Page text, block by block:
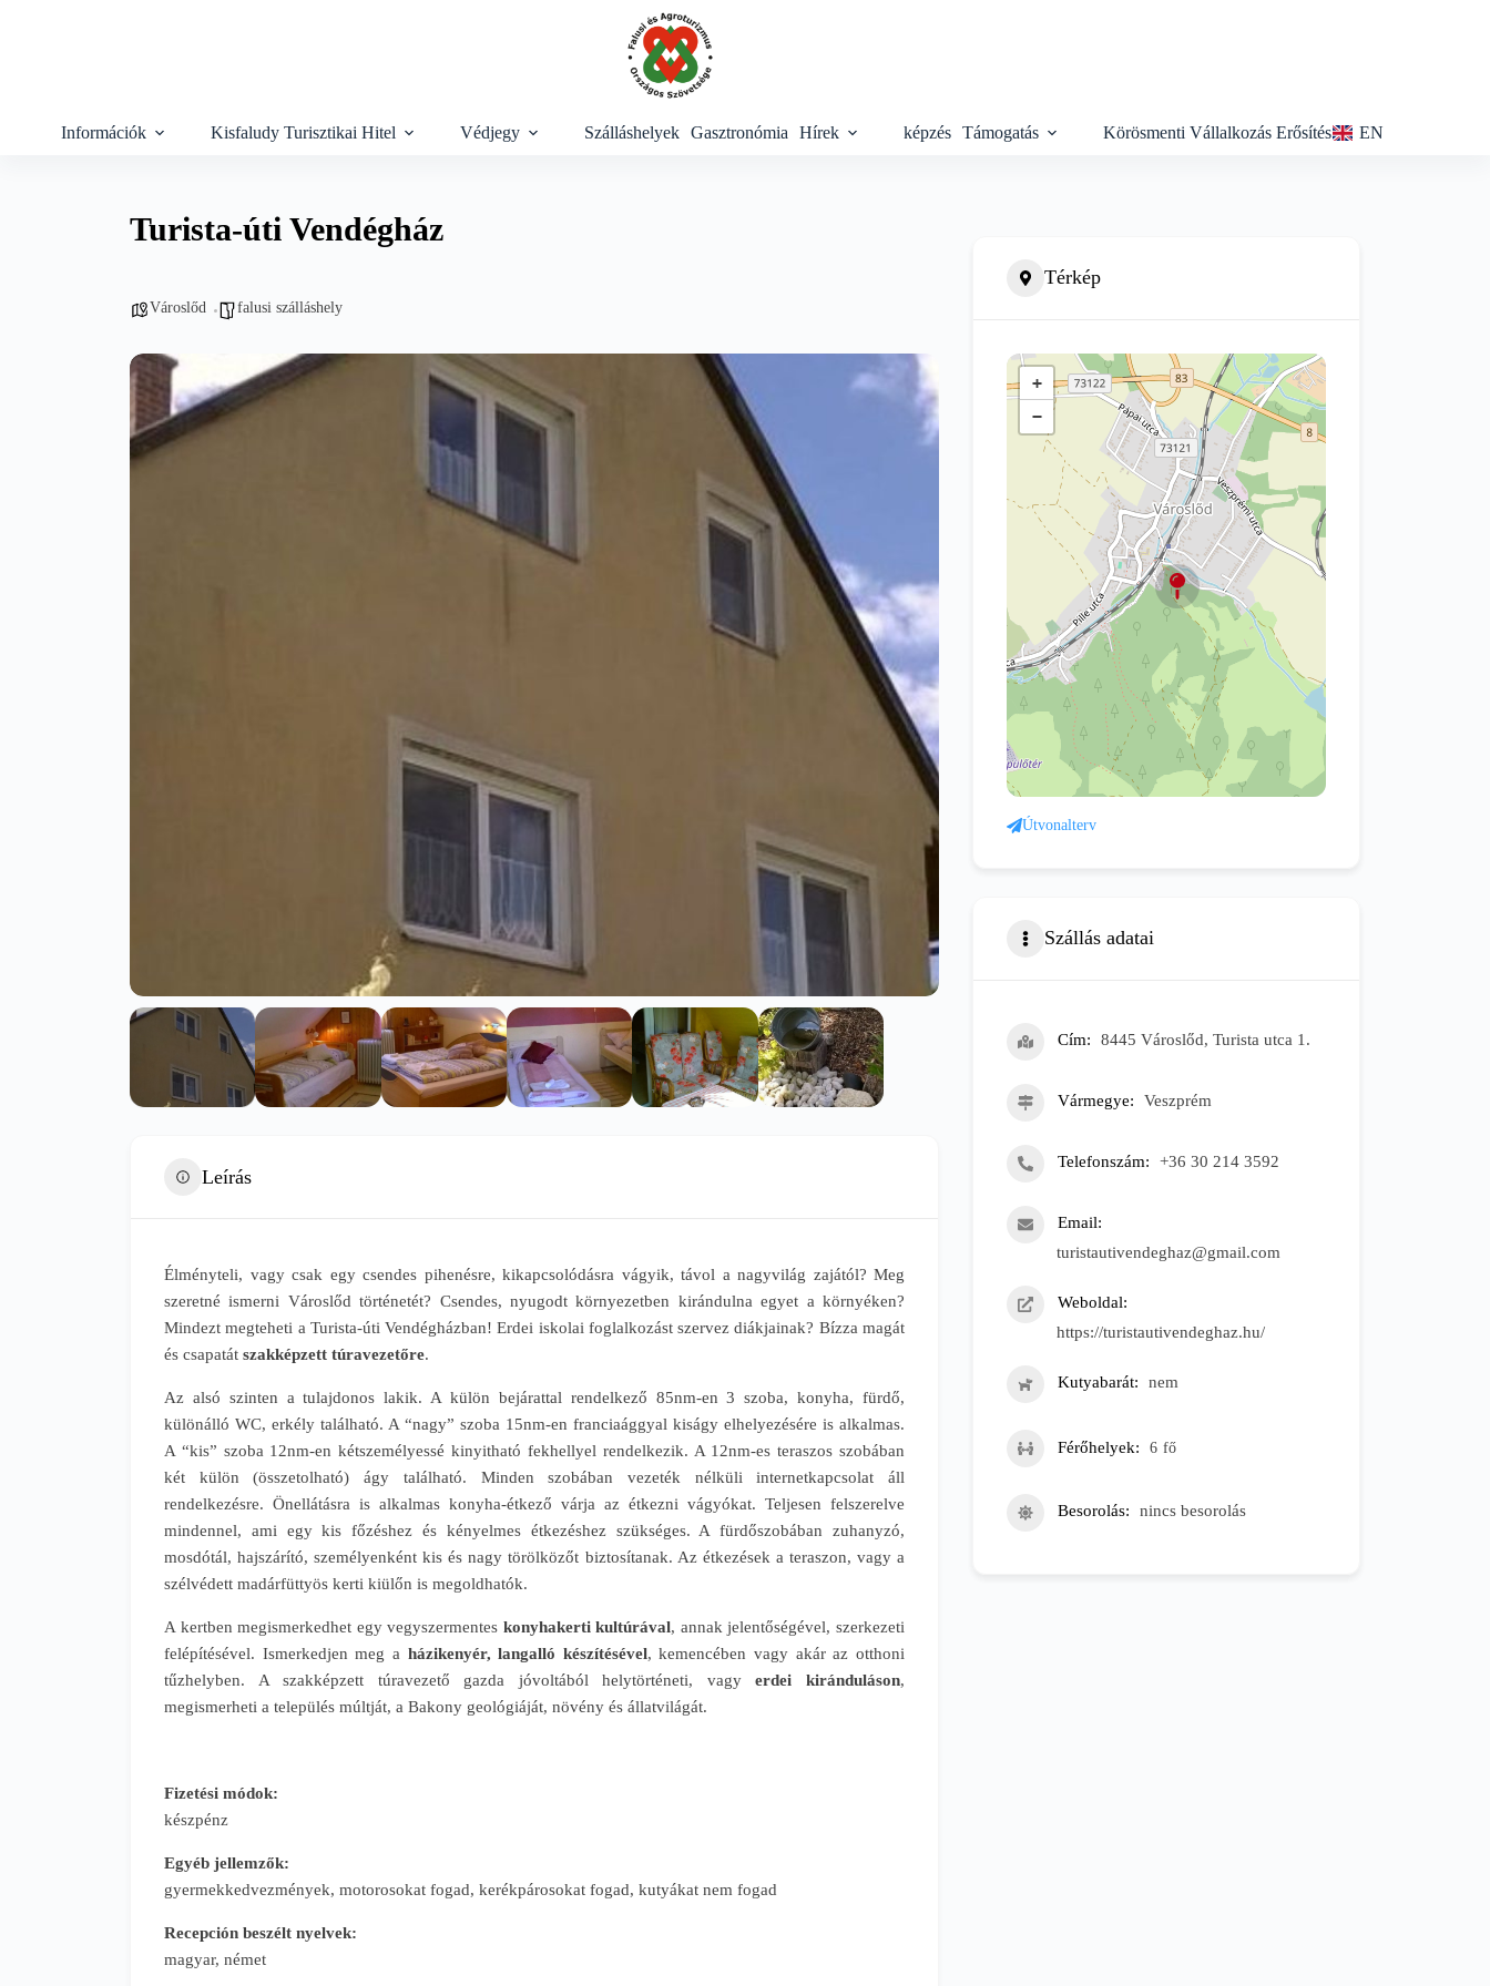
Információk Kisfaludy Turisztikai Hitel Védjegy Szálláshelyek Gasztronómia Hírek képzés Támogatás Körösmenti Vállalkozás Erősítés EN
Turista-úti Vendégház
Városlőd falusi szálláshely
Leírás
Élményteli, vagy csak egy csendes pihenésre, kikapcsolódásra vágyik, távol a nagyvilág zajától? Meg
szeretné ismerni Városlőd történetét? Csendes, nyugodt környezetben kirándulna egyet a környéken?
Mindezt megteheti a Turista-úti Vendégházban! Erdei iskolai foglalkozást szervez diákjainak? Bízza magát
és csapatát szakképzett túravezetőre.
Az alsó szinten a tulajdonos lakik. A külön bejárattal rendelkező 85nm-en 3 szoba, konyha, fürdő,
különálló WC, erkély található. A “nagy” szoba 15nm-en franciaággyal kiságy elhelyezésére is alkalmas.
A “kis” szoba 12nm-en kétszemélyessé kinyitható fekhellyel rendelkezik. A 12nm-es teraszos szobában
két külön (összetolható) ágy található. Minden szobában vezeték nélküli internetkapcsolat áll
rendelkezésre. Önellátásra is alkalmas konyha-étkező várja az étkezni vágyókat. Teljesen felszerelve
mindennel, ami egy kis főzéshez és kényelmes étkezéshez szükséges. A fürdőszobában zuhanyzó,
mosdótál, hajszárító, személyenként kis és nagy törölközőt biztosítanak. Az étkezések a teraszon, vagy a
szélvédett madárfüttyös kerti kiülőn is megoldhatók.
A kertben megismerkedhet egy vegyszermentes konyhakerti kultúrával, annak jelentőségével, szerkezeti
felépítésével. Ismerkedjen meg a házikenyér, langalló készítésével, kemencében vagy akár az otthoni
tűzhelyben. A szakképzett túravezető gazda jóvoltából helytörténeti, vagyerdei kiránduláson,
megismerheti a település múltját, a Bakony geológiáját, növény és állatvilágát.
Fizetési módok:
készpénz
Egyéb jellemzők:
gyermekkedvezmények, motorosokat fogad, kerékpárosokat fogad, kutyákat nem fogad
Recepción beszélt nyelvek:
magyar, német
Térkép
+
−
Útvonalterv
Szállás adatai
Cím 8445 Városlőd, Turista utca 1.
Vármegye Veszprém
Telefonszám +36 30 214 3592
Email
turistautivendeghaz@gmail.com
Weboldal
https://turistautivendeghaz.hu/
Kutyabarát nem
Férőhelyek 6 fő
Besorolás nincs besorolás